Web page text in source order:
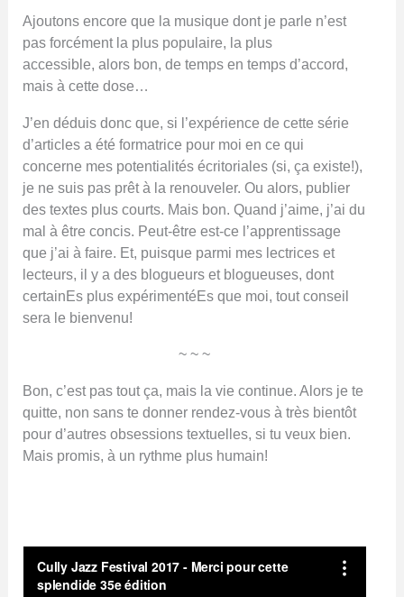
Ajoutons encore que la musique dont je parle n’est
pas forcément la plus populaire, la plus
accessible, alors bon, de temps en temps d’accord,
mais à cette dose…
J’en déduis donc que, si l’expérience de cette série
d’articles a été formatrice pour moi en ce qui
concerne mes potentialités écritoriales (si, ça existe!),
je ne suis pas prêt à la renouveler. Ou alors, publier
des textes plus courts. Mais bon. Quand j’aime, j’ai du
mal à être concis. Peut-être est-ce l’apprentissage
que j’ai à faire. Et, puisque parmi mes lectrices et
lecteurs, il y a des blogueurs et blogueuses, dont
certainEs plus expérimentéEs que moi, tout conseil
sera le bienvenu!
~ ~ ~
Bon, c’est pas tout ça, mais la vie continue. Alors je te
quitte, non sans te donner rendez-vous à très bientôt
pour d’autres obsessions textuelles, si tu veux bien.
Mais promis, à un rythme plus humain!